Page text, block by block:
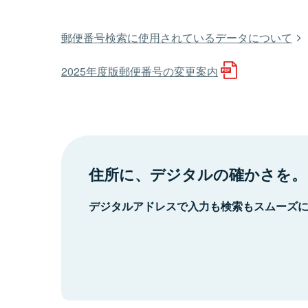
郵便番号検索に使用されているデータについて
2025年度版郵便番号の変更案内
住所に、デジタルの確かさを。
デジタルアドレスで入力も検索もスムーズ